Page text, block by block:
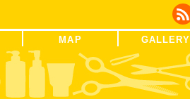
MAP GALLERY